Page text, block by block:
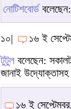
নোটিশবোর্ড
১০|
১৬ ই
টুটুল বলেছেন:
জানাই উদ্যোক্তাসহ
১৬ ই